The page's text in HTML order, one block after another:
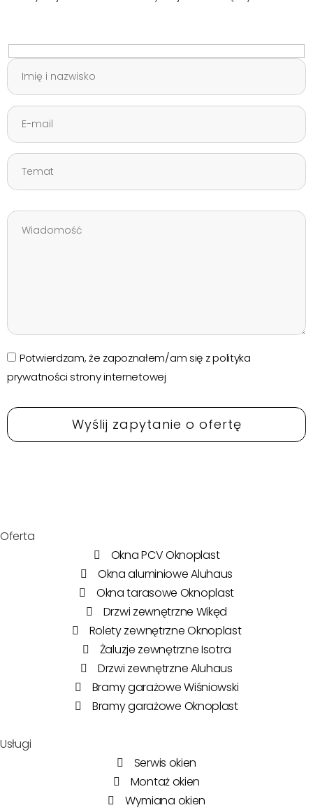
Potwierdzam, że zapoznałem/am się z polityka
prywatności strony internetowej
Oferta
Okna PCV Oknoplast
Okna aluminiowe Aluhaus
Okna tarasowe Oknoplast
Drzwi zewnętrzne Wikęd
Rolety zewnętrzne Oknoplast
Żaluzje zewnętrzne Isotra
Drzwi zewnętrzne Aluhaus
Bramy garażowe Wiśniowski
Bramy garażowe Oknoplast
Usługi
Serwis okien
Montaż okien
Wymiana okien